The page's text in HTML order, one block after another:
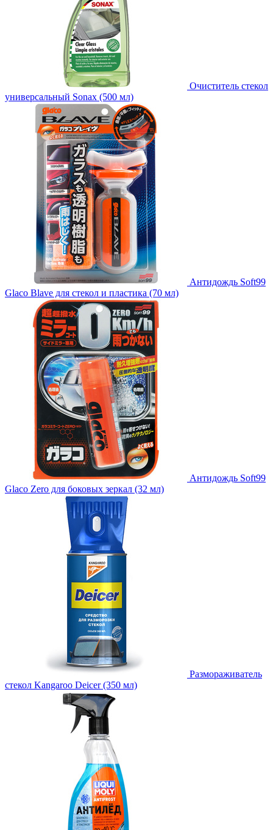
Очиститель стекол
универсальный Sonax (500 мл)
Антидождь Soft99
Glaco Blave для стекол и пластика (70 мл)
Антидождь Soft99
Glaco Zero для боковых зеркал (32 мл)
Размораживатель
стекол Kangaroo Deicer (350 мл)